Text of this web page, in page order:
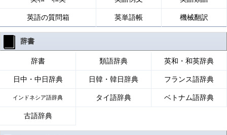
英語の質問箱 英単語帳 機械翻訳
辞書
辞書 類語辞典 英和・和英辞典
日中・中日辞典 日韓・韓日辞典 フランス語辞典
インドネシア語辞典 タイ語辞典 ベトナム語辞典
古語辞典